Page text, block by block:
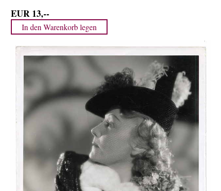
Widerrufsrecht
Datenschutz
EUR 13,--